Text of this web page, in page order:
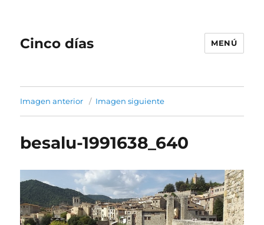
Cinco días MENÚ
Imagen anterior Imagen siguiente
besalu-1991638_640